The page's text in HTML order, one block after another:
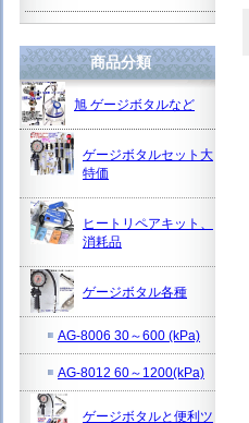
商品分類
旭 ゲージボタルなど
ゲージボタルセット大
特価
ヒートリペアキット、
消耗品
ゲージボタル各種
AG-8006 30～600 (kPa)
AG-8012 60～1200(kPa)
ゲージボタルと便利ツ